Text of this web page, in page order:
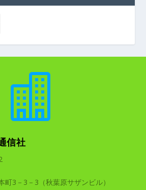

信社
町3－3－3（秋葉原サザンビル）